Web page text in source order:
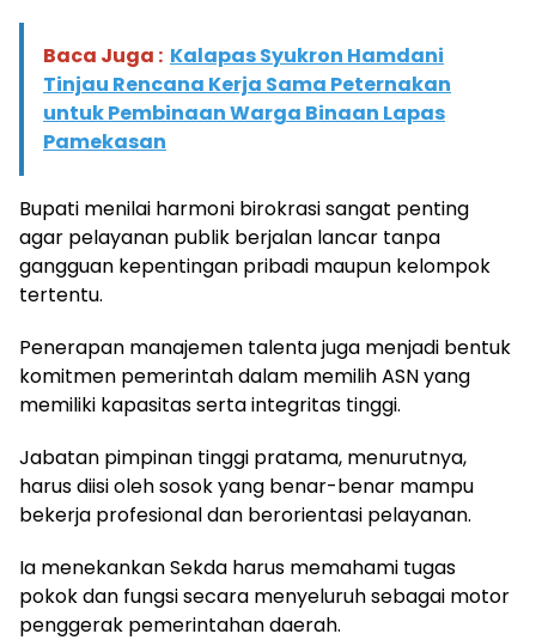
Baca Juga : Kalapas Syukron Hamdani
Tinjau Rencana Kerja Sama Peternakan
untuk Pembinaan Warga Binaan Lapas
Pamekasan
Bupati menilai harmoni birokrasi sangat penting
agar pelayanan publik berjalan lancar tanpa
gangguan kepentingan pribadi maupun kelompok
tertentu.
Penerapan manajemen talenta juga menjadi bentuk
komitmen pemerintah dalam memilih ASN yang
memiliki kapasitas serta integritas tinggi.
Jabatan pimpinan tinggi pratama, menurutnya,
harus diisi oleh sosok yang benar-benar mampu
bekerja profesional dan berorientasi pelayanan.
Ia menekankan Sekda harus memahami tugas
pokok dan fungsi secara menyeluruh sebagai motor
penggerak pemerintahan daerah.